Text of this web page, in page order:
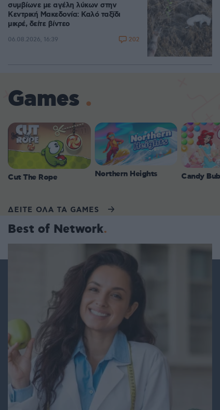
συμβίωνε με αγέλη λύκων στην
Κεντρική Μακεδονία: Καλό ταξίδι
μικρέ, δείτε βίντεο
06.08.2026, 16:39 202
Games
Cut The Rope Northern Heights Candy
ΔΕΙΤΕ ΟΛΑ ΤΑ GAMES
Best of Network